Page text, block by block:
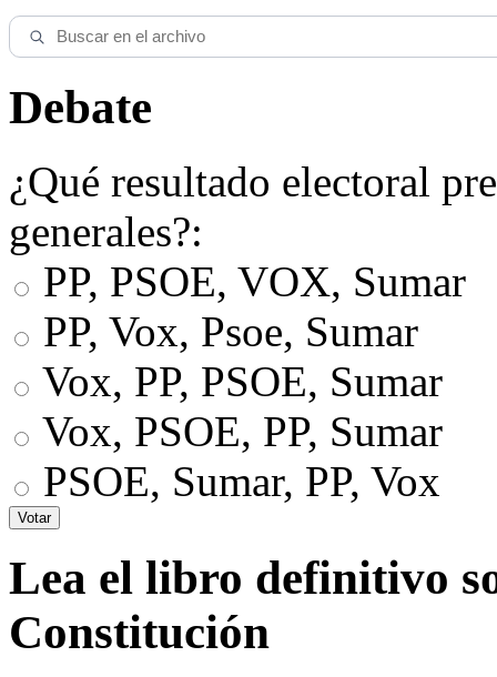
Debate
¿Qué resultado electoral
generales?:
PP, PSOE, VOX, Sumar
PP, Vox, Psoe, Sumar
Vox, PP, PSOE, Sumar
Vox, PSOE, PP, Sumar
PSOE, Sumar, PP, Vox
Lea el libro definitivo
Constitución